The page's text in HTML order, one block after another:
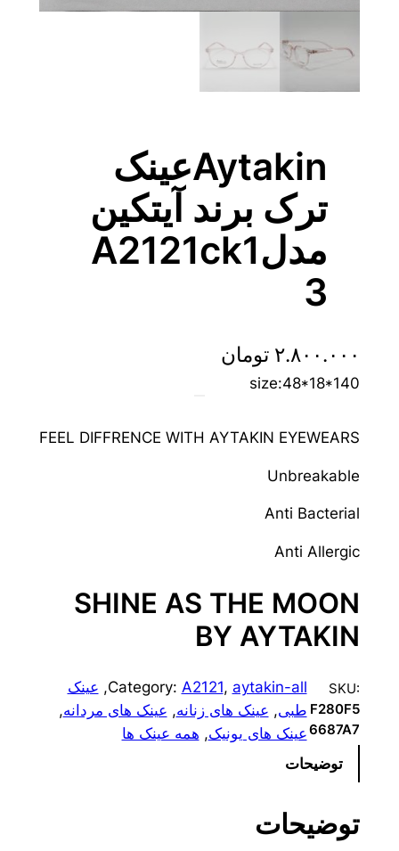
Aytakinعینک
ترک برند آیتکین
مدلA2121ck1
3
۲.۸۰۰.۰۰۰ تومان
size:48*18*140
FEEL DIFFRENCE WITH AYTAKIN EYEWEARS
Unbreakable
Anti Bacterial
Anti Allergic
SHINE AS THE MOON
BY AYTAKIN
SKU:
F280F5
6687A7
Category: A2121, aytakin-all
, عینک
طبی, عینک های زنانه, عینک های مردانه,
عینک های یونیک, همه عینک ها
توضیحات
توضیحات